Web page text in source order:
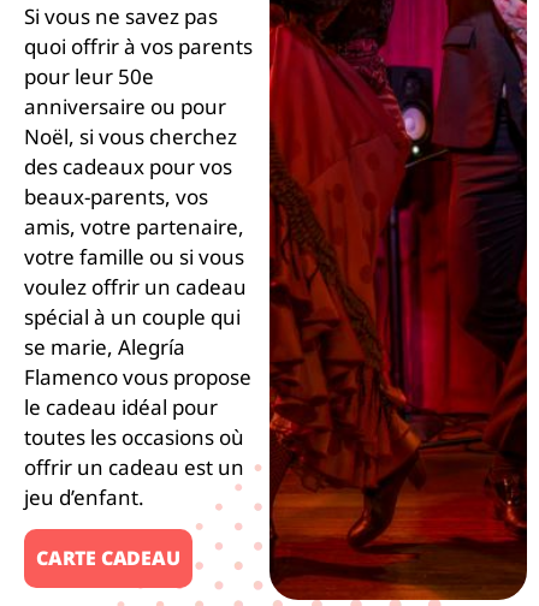
Si vous ne savez pas
quoi offrir à vos parents
pour leur 50e
anniversaire ou pour
Noël, si vous cherchez
des cadeaux pour vos
beaux-parents, vos
amis, votre partenaire,
votre famille ou si vous
voulez offrir un cadeau
spécial à un couple qui
se marie, Alegría
Flamenco vous propose
le cadeau idéal pour
toutes les occasions où
offrir un cadeau est un
jeu d’enfant.
CARTE CADEAU